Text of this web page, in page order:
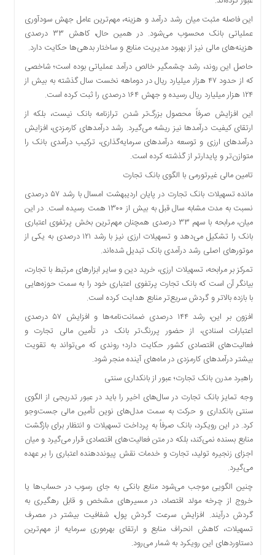
این فاصله مثبت میان رشد درآمد و هزینه، مهم‌ترین عامل جهش سودآوری
عملیاتی بانک محسوب می‌شود. در همین حال، کاهش ۳۳ درصدی
هزینه‌های مالی نیز از بهبود مدیریت منابع و ساختار بدهی‌ها حکایت دارد.
حاصل این روند، رشد چشمگیر خالص درآمد عملیاتی بوده است؛ شاخصی
که از حدود ۴۷ هزار میلیارد ریال در دوماهه نخست سال گذشته به بیش از
۱۲۴ هزار میلیارد ریال رسیده و جهش ۱۶۴ درصدی را ثبت کرده است.
این افزایش صرفاً محصول بزرگ‌تر شدن ترازنامه بانک نیست، بلکه از
ارتقای کیفیت درآمدها نیز ریشه می‌گیرد. رشد درآمدهای کارمزدی، افزایش
درآمدهای ارزی و توسعه درآمدهای سرمایه‌گذاری، ترکیب درآمدی بانک را
متوازن‌تر و پایدارتر از گذشته کرده است.
تامین مالی غیرتورمی با الگوی بانک تجارت
مانده تسهیلات بانک تجارت در پایان اردیبهشت امسال با رشد ۵۷ درصدی
نسبت به مدت مشابه سال قبل به بیش از ۱۳۰۰ همت رسیده است. در این
میان، مرابحه با سهم ۳۳ درصدی همچنان مهم‌ترین بخش پرتفوی اعتباری
بانک را تشکیل می‌دهد و تسهیلات ارزی نیز با رشد ۱۲۱ درصدی به یکی از
موتورهای اصلی رشد درآمدی بانک تبدیل شده‌اند.
تمرکز بر مرابحه، تسهیلات ارزی، خرید دین و سایر ابزارهای مرتبط با تجارت،
بیانگر آن است که بانک تجارت پرتفوی اعتباری خود را به سمت حوزه‌هایی
با بازده بالاتر و گردش سریع‌تر منابع هدایت کرده است.
افزون بر این، رشد ۱۴۴ درصدی ضمانت‌نامه‌ها و افزایش ۵۷ درصدی
اعتبارات اسنادی، از حضور پررنگ‌تر بانک در تأمین مالی تجارت و
فعالیت‌های اقتصادی کشور حکایت دارد؛ روندی که می‌تواند به تقویت
بیشتر درآمدهای کارمزدی در ماه‌های آینده منجر شود.
راهبرد مدرن بانک تجارت؛ عبور از بانکداری سنتی
وجه تمایز بانک تجارت در سال‌های اخیر را باید در عبور تدریجی از الگوی
سنتی بانکداری و حرکت به سمت مدل‌های نوین تأمین مالی جست‌وجو
کرد. در این رویکرد، بانک صرفاً به پرداخت تسهیلات و انتظار برای بازگشت
منابع بسنده نمی‌کند، بلکه در متن فعالیت‌های اقتصادی قرار می‌گیرد و میان
اجزای زنجیره تولید، تجارت و خدمات نقش پیونددهنده اعتباری را بر عهده
می‌گیرد.
چنین الگویی موجب می‌شود منابع بانکی به جای رسوب در حساب‌ها یا
خروج از چرخه مولد اقتصاد، در مسیرهای مشخص و قابل رهگیری به
گردش درآیند. افزایش سرعت گردش پول، شفافیت بیشتر در مصرف
تسهیلات، کاهش انحراف منابع و ارتقای بهره‌وری سرمایه از مهم‌ترین
دستاوردهای این رویکرد به شمار می‌رود.